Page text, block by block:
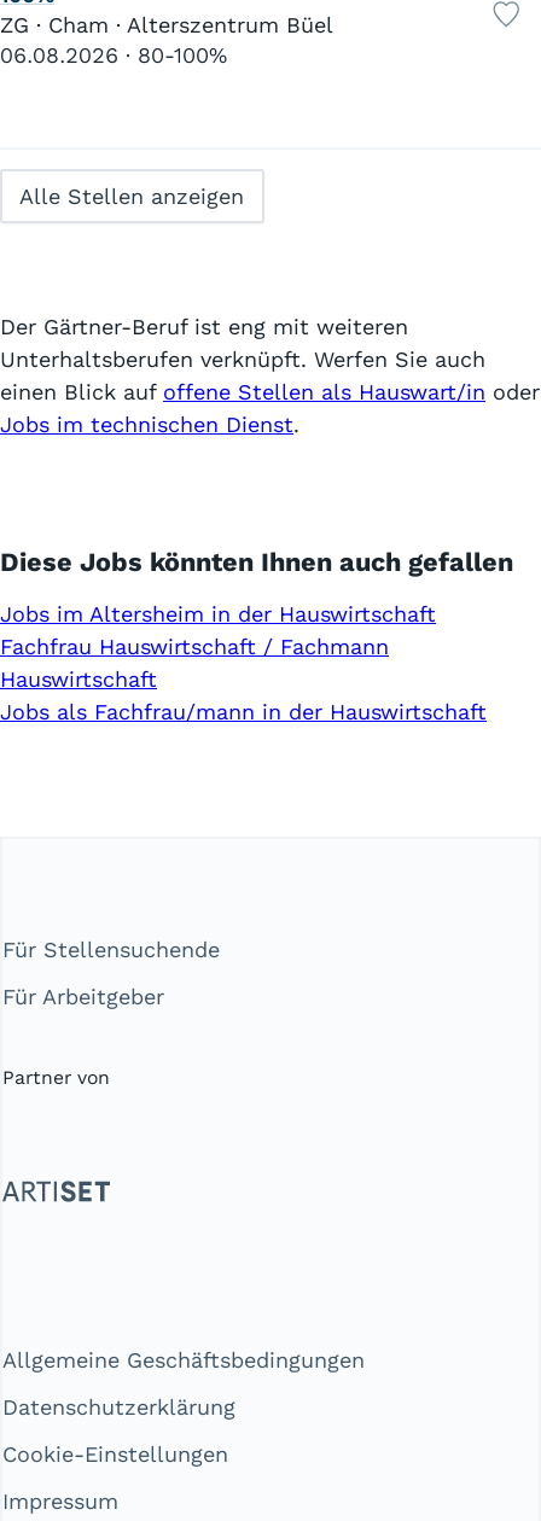
ZG · Cham · Alterszentrum Büel
06.08.2026
80-100%
Alle Stellen anzeigen
Der Gärtner-Beruf ist eng mit weiteren
Unterhaltsberufen verknüpft. Werfen Sie auch
einen Blick auf offene Stellen als Hauswart/in oder
Jobs im technischen Dienst.
Diese Jobs könnten Ihnen auch gefallen
Jobs im Altersheim in der Hauswirtschaft
Fachfrau Hauswirtschaft / Fachmann
Hauswirtschaft
Jobs als Fachfrau/mann in der Hauswirtschaft
Für Stellensuchende
Für Arbeitgeber
Partner von
Allgemeine Geschäftsbedingungen
Datenschutzerklärung
Cookie-Einstellungen
Impressum